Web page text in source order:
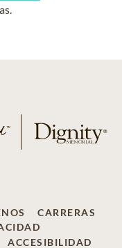
CARRERAS
ACCESIBILIDAD